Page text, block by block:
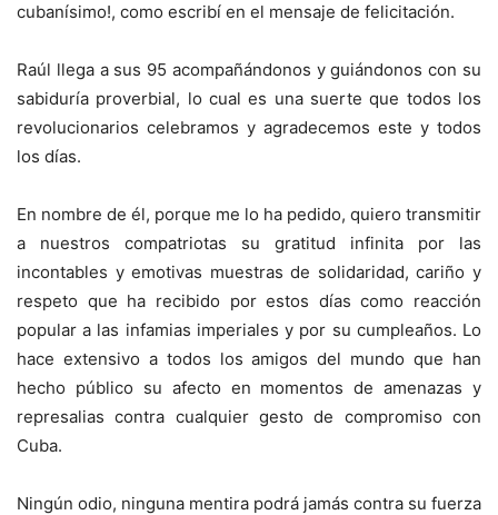
cubanísimo!, como escribí en el mensaje de felicitación.
Raúl llega a sus 95 acompañándonos y guiándonos con su
sabiduría proverbial, lo cual es una suerte que todos los
revolucionarios celebramos y agradecemos este y todos
los días.
En nombre de él, porque me lo ha pedido, quiero transmitir
a nuestros compatriotas su gratitud infinita por las
incontables y emotivas muestras de solidaridad, cariño y
respeto que ha recibido por estos días como reacción
popular a las infamias imperiales y por su cumpleaños. Lo
hace extensivo a todos los amigos del mundo que han
hecho público su afecto en momentos de amenazas y
represalias contra cualquier gesto de compromiso con
Cuba.
Ningún odio, ninguna mentira podrá jamás contra su fuerza